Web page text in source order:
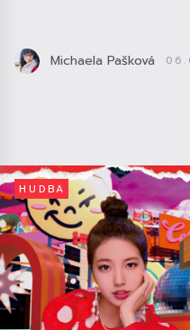
Michaela Pašková
HUDBA